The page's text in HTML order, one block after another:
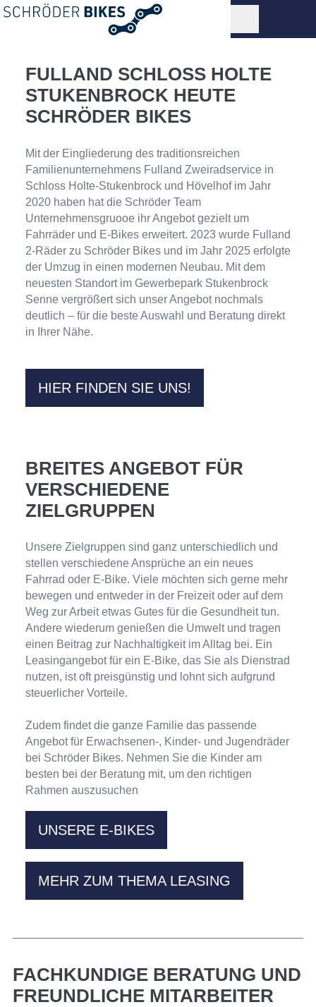
FULLAND SCHLOSS HOLTE
STUKENBROCK HEUTE
SCHRÖDER BIKES
Mit der Eingliederung des traditionsreichen
Familienunternehmens Fulland Zweiradservice in
Schloss Holte-Stukenbrock und Hövelhof im Jahr
2020 haben hat die Schröder Team
Unternehmensgruooe ihr Angebot gezielt um
Fahrräder und E-Bikes erweitert. 2023 wurde Fulland
2-Räder zu Schröder Bikes und im Jahr 2025 erfolgte
der Umzug in einen modernen Neubau. Mit dem
neuesten Standort im Gewerbepark Stukenbrock
Senne vergrößert sich unser Angebot nochmals
deutlich – für die beste Auswahl und Beratung direkt
in Ihrer Nähe.
HIER FINDEN SIE UNS!
BREITES ANGEBOT FÜR
VERSCHIEDENE
ZIELGRUPPEN
Unsere Zielgruppen sind ganz unterschiedlich und
stellen verschiedene Ansprüche an ein neues
Fahrrad oder E-Bike. Viele möchten sich gerne mehr
bewegen und entweder in der Freizeit oder auf dem
Weg zur Arbeit etwas Gutes für die Gesundheit tun.
Andere wiederum genießen die Umwelt und tragen
einen Beitrag zur Nachhaltigkeit im Alltag bei. Ein
Leasingangebot für ein E-Bike, das Sie als Dienstrad
nutzen, ist oft preisgünstig und lohnt sich aufgrund
steuerlicher Vorteile.
Zudem findet die ganze Familie das passende
Angebot für Erwachsenen-, Kinder- und Jugendräder
bei Schröder Bikes. Nehmen Sie die Kinder am
besten bei der Beratung mit, um den richtigen
Rahmen auszusuchen
UNSERE E-BIKES
MEHR ZUM THEMA LEASING
FACHKUNDIGE BERATUNG UND
FREUNDLICHE MITARBEITER